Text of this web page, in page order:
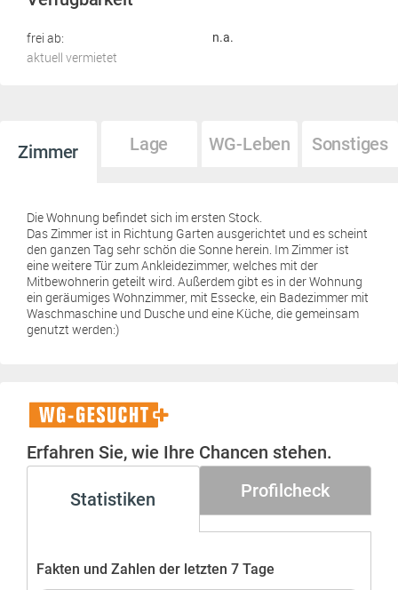
frei ab: n.a.
aktuell vermietet
Zimmer Lage WG-Leben Sonstiges
Die Wohnung befindet sich im ersten Stock.
Das Zimmer ist in Richtung Garten ausgerichtet und es scheint
den ganzen Tag sehr schön die Sonne herein. Im Zimmer ist
eine weitere Tür zum Ankleidezimmer, welches mit der
Mitbewohnerin geteilt wird. Außerdem gibt es in der Wohnung
ein geräumiges Wohnzimmer, mit Essecke, ein Badezimmer mit
Waschmaschine und Dusche und eine Küche, die gemeinsam
genutzt werden:)
WG-
Gesucht+
Erfahren Sie, wie Ihre Chancen stehen.
Statistiken Profilcheck
Fakten und Zahlen der letzten 7 Tage